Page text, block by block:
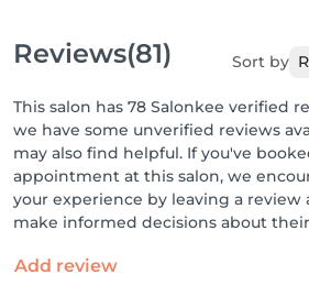
Reviews(81) Sort by
This salon has 78 Salonkee verified
we have some unverified reviews
may also find helpful. If you've
appointment at this salon, we
your experience by leaving a review
make informed decisions about
Add review